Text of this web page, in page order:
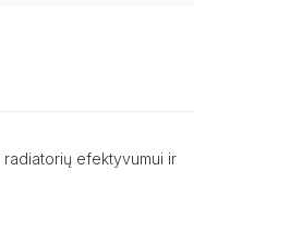
radiatorių efektyvumui ir